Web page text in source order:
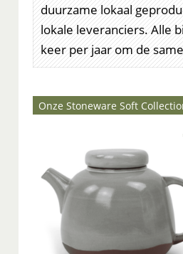
duurzame lokaal
lokale leveranciers. Alle
keer per jaar om de
Onze Stoneware Soft